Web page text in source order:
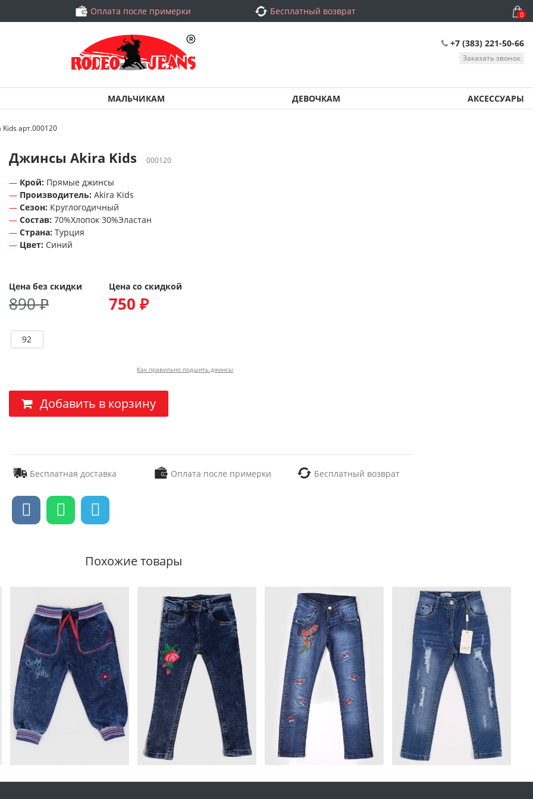
Оплата после примерки Бесплатный возврат 0
+7 (383) 221-50-66
Заказать звонок
МАЛЬЧИКАМ ДЕВОЧКАМ АКСЕССУАРЫ
арт.000120
Джинсы Akira Kids 000120
Крой: Прямые джинсы
Производитель: Akira Kids
Сезон: Круглогодичный
Состав: 70%Хлопок 30%Эластан
Страна: Турция
Цвет: Синий
Цена без скидки
890 ₽
Цена со скидкой
750 ₽
92
Как правильно подшить джинсы
Добавить в корзину
Бесплатная доставка Оплата после примерки Бесплатный возврат
Похожие товары